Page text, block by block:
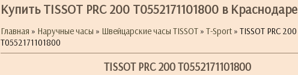
Купить TISSOT PRC 200 T0552171101800 в Краснодаре
Главная » Наручные часы » Швейцарские часы TISSOT» T-Sport» TISSOT PRC 200
T0552171101800
TISSOT PRC 200 T0552171101800